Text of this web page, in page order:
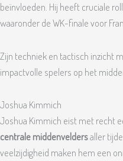
beïnvloeden. Hij heeft cruciale
waaronder de WK-finale voor
Zijn techniek en tactisch inzicht
impactvolle spelers op het
Joshua Kimmich
Joshua Kimmich eist met recht
centrale middenveldersaller
veelzijdigheid maken hem een